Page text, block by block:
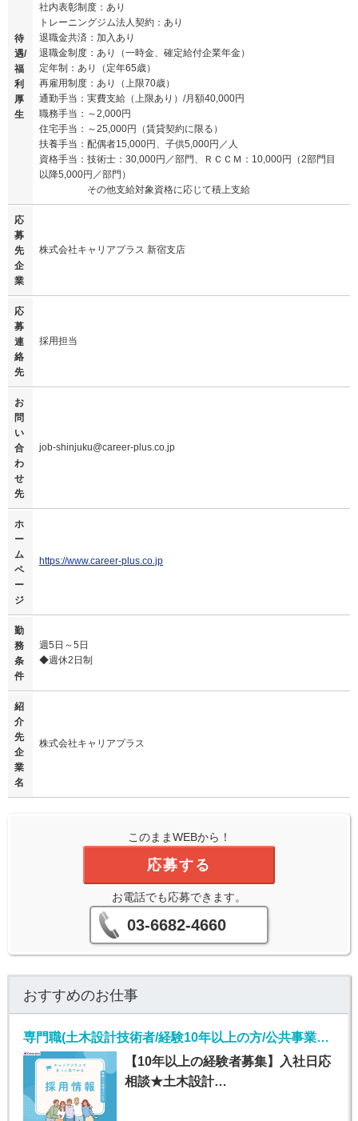
待
遇/
福
利
厚
生
社内表彰制度：あり
トレーニングジム法人契約：あり
退職金共済：加入あり
退職金制度：あり（一時金、確定給付企業年金）
定年制：あり（定年65歳）
再雇用制度：あり（上限70歳）
通勤手当：実費支給（上限あり）/月額40,000円
職務手当：～2,000円
住宅手当：～25,000円（賃貸契約に限る）
扶養手当：配偶者15,000円、子供5,000円／人
資格手当：技術士：30,000円／部門、ＲＣＣＭ：10,000円（2部門目
以降5,000円／部門）
その他支給対象資格に応じて積上支給
応
募
先
企
業
株式会社キャリアプラス 新宿支店
応
募
連
絡
先
採用担当
お
問
い
合
わ
せ
先
job-shinjuku@career-plus.co.jp
ホ
ー
ム
ペ
ー
ジ
https://www.career-plus.co.jp
勤
務
条
件
週5日～5日
◆週休2日制
紹
介
先
企
業
名
株式会社キャリアプラス
このままWEBから！
応募する
お電話でも応募できます。
03-6682-4660
おすすめのお仕事
専門職(土木設計技術者/経験10年以上の方/公共事業の元請け)
【10年以上の経験者募集】入社日応
相談★土木設計…